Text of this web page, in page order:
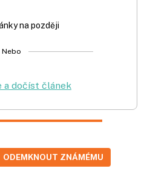
na později
Nebo
a dočíst článek
ODEMKNOUT ZNÁMÉMU